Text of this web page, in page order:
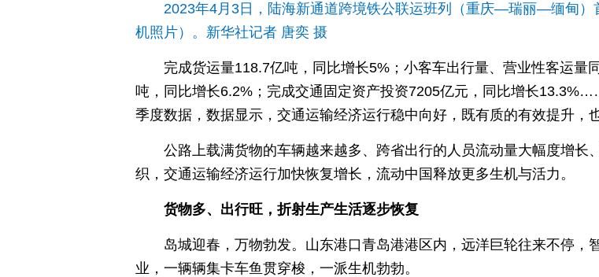
2023年4月3日，陆海新通道跨境铁公联运班列（重庆—瑞丽—缅甸）
机照片）。新华社记者 唐奕 摄
完成货运量118.7亿吨，同比增长5%；小客车出行量、营业性客运量
吨，同比增长6.2%；完成交通固定资产投资7205亿元，同比增长
季度数据，数据显示，交通运输经济运行稳中向好，既有质的有效提升，
公路上载满货物的车辆越来越多、跨省出行的人员流动量大幅度增
织，交通运输经济运行加快恢复增长，流动中国释放更多生机与活力。
货物多、出行旺，折射生产生活逐步恢复
岛城迎春，万物勃发。山东港口青岛港港区内，远洋巨轮往来不停
业，一辆辆集卡车鱼贯穿梭，一派生机勃勃。